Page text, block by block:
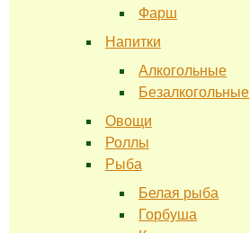
Фарш
Напитки
Алкогольные
Безалкогольные
Овощи
Роллы
Рыба
Белая рыба
Горбуша